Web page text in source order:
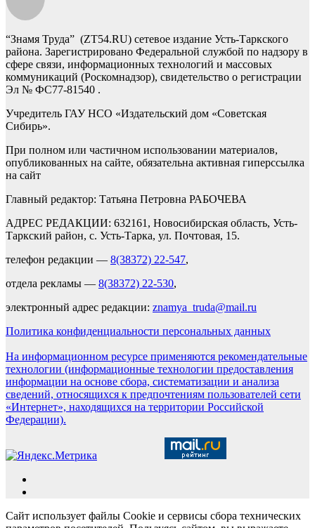
“Знамя Труда” (ZT54.RU) сетевое издание Усть-Таркского
района. Зарегистрировано Федеральной службой по надзору в
сфере связи, информационных технологий и массовых
коммуникаций (Роскомнадзор), свидетельство о регистрации
Эл № ФС77-81540 .
Учредитель ГАУ НСО «Издательский дом «Советская
Сибирь».
При полном или частичном использовании материалов,
опубликованных на сайте, обязательна активная гиперссылка
на сайт
Главный редактор: Татьяна Петровна РАБОЧЕВА
АДРЕС РЕДАКЦИИ: 632161, Новосибирская область, Усть-
Таркский район, с. Усть-Тарка, ул. Почтовая, 15.
телефон редакции — 8(38372) 22-547,
отдела рекламы — 8(38372) 22-530,
электронный адрес редакции: znamya_truda@mail.ru
Политика конфиденциальности персональных данных
На информационном ресурсе применяются рекомендательные
технологии (информационные технологии предоставления
информации на основе сбора, систематизации и анализа
сведений, относящихся к предпочтениям пользователей сети
«Интернет», находящихся на территории Российской
Федерации).
Сайт использует файлы Cookie и сервисы сбора технических